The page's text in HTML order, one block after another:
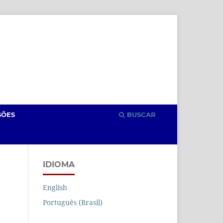
BUSCAR
IDIOMA
English
Português (Brasil)